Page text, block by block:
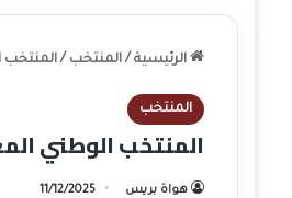
الرئيسية / المنتخب / المنتخب
المنتخب
المنتخب الوطني
هواة بريس 11/12/2025